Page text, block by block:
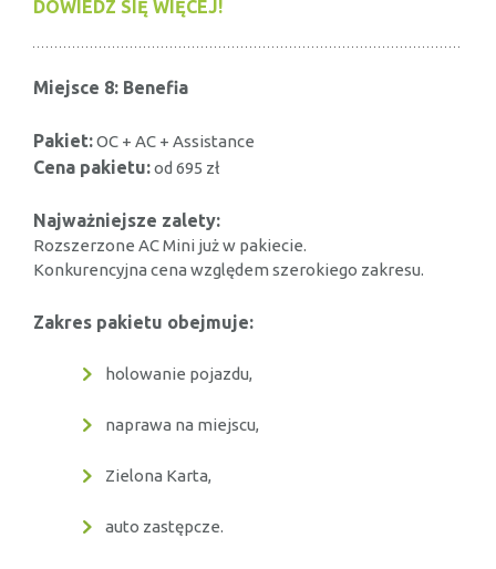
DOWIEDZ SIĘ WIĘCEJ!
Miejsce 8: Benefia
Pakiet:OC + AC + Assistance
Cena pakietu:od 695 zł
Najważniejsze zalety:
Rozszerzone AC Mini już w pakiecie.
Konkurencyjna cena względem szerokiego zakresu.
Zakres pakietu obejmuje:
holowanie pojazdu,
naprawa na miejscu,
Zielona Karta,
auto zastępcze.